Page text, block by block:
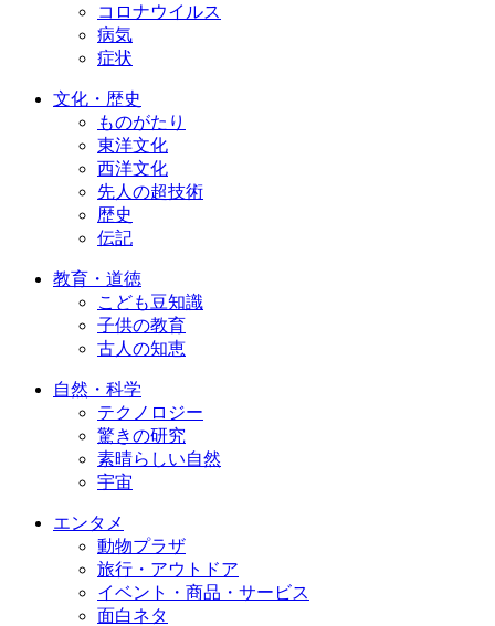
コロナウイルス
病気
症状
文化・歴史
ものがたり
東洋文化
西洋文化
先人の超技術
歴史
伝記
教育・道徳
こども豆知識
子供の教育
古人の知恵
自然・科学
テクノロジー
驚きの研究
素晴らしい自然
宇宙
エンタメ
動物プラザ
旅行・アウトドア
イベント・商品・サービス
面白ネタ